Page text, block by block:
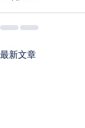
最新文章